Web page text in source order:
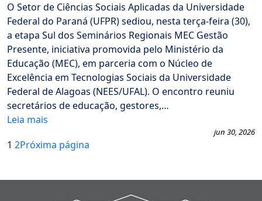
O Setor de Ciências Sociais Aplicadas da Universidade
Federal do Paraná (UFPR) sediou, nesta terça-feira (30),
a etapa Sul dos Seminários Regionais MEC Gestão
Presente, iniciativa promovida pelo Ministério da
Educação (MEC), em parceria com o Núcleo de
Excelência em Tecnologias Sociais da Universidade
Federal de Alagoas (NEES/UFAL). O encontro reuniu
secretários de educação, gestores,…
Leia mais
jun 30, 2026
1 2Próxima página